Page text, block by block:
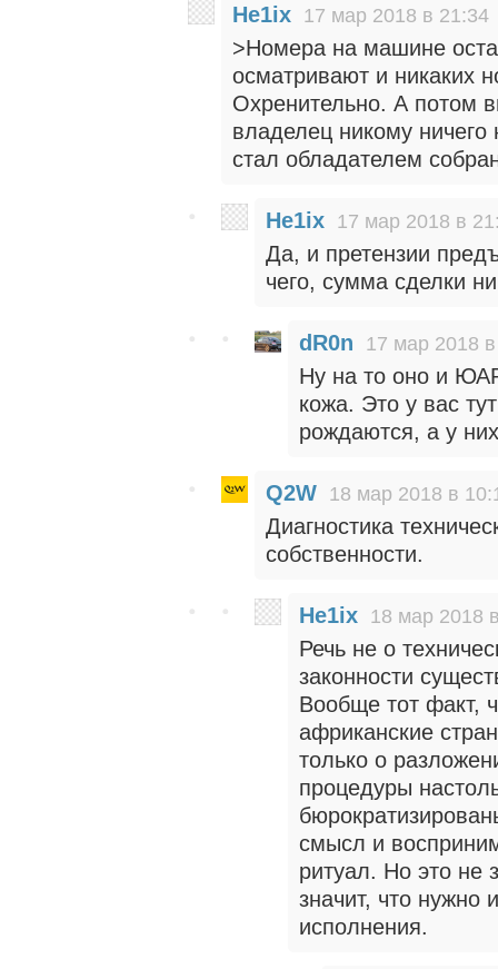
He1ix 17 мар 2018 в 21:34
>Номера на машине
осматривают и никаких
Охренительно. А потом
владелец никому
стал обладателем
He1ix 17 мар 2018 в
Да, и претензии
чего, сумма сделки
dR0n 17 мар 2018
Ну на то оно и
кожа. Это у вас
рождаются, а у
Q2W 18 мар 2018 в
Диагностика
собственности.
He1ix 18 мар 2018
Речь не о
законности
Вообще тот факт,
африканские
только о
процедуры
смысл и
ритуал. Но это не
значит, что нужно
исполнения.